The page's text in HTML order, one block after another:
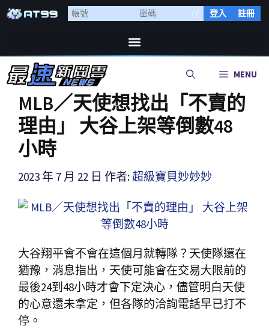
登入 註冊
MENU
MLB／天使想找出「不賣的
理由」 大谷上架等倒數48
小時
2023 年 7 月 22 日 作者: 超級寶貝妙妙妙
大谷翔平會不會在這個月就轉隊？天使隊還在
猶豫，消息指出，天使可能會在交易大限前的
最後24到48小時才會下定決心，儘管明白天使
的心意還未拿定，但各隊的洽詢電話早已打不
停。